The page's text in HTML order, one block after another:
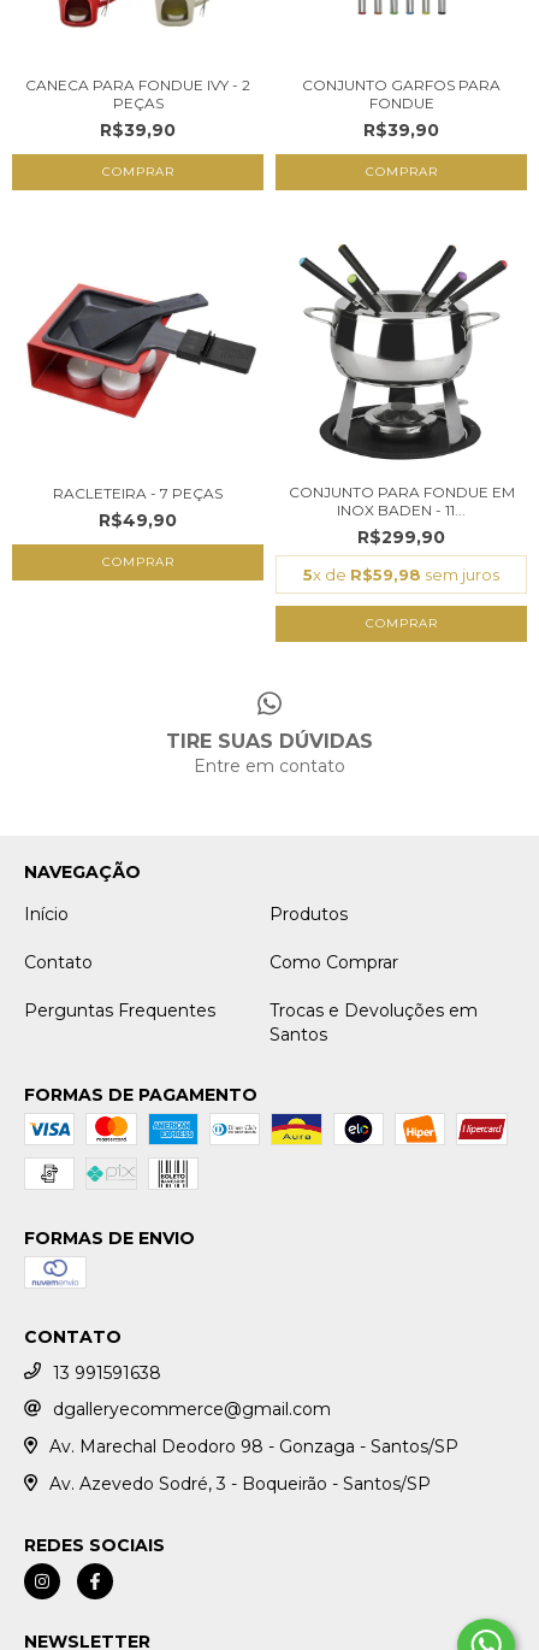
CANECA PARA FONDUE IVY - 2
PEÇAS
R$39,90
COMPRAR
CONJUNTO GARFOS PARA
FONDUE
R$39,90
RACLETEIRA - 7 PEÇAS
R$49,90
COMPRAR
CONJUNTO PARA FONDUE EM
INOX BADEN - 11...
R$299,90
5x de R$59,98 sem juros
TIRE SUAS DÚVIDAS
Entre em contato
NAVEGAÇÃO
Início
Produtos
Contato Como Comprar
Perguntas Frequentes
Trocas e Devoluções em
Santos
FORMAS DE PAGAMENTO
FORMAS DE ENVIO
CONTATO
13 991591638
dgalleryecommerce@gmail.com
Av. Marechal Deodoro 98 - Gonzaga - Santos/SP
Av. Azevedo Sodré, 3 - Boqueirão - Santos/SP
REDES SOCIAIS
NEWSLETTER